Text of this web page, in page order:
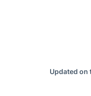
Updated on